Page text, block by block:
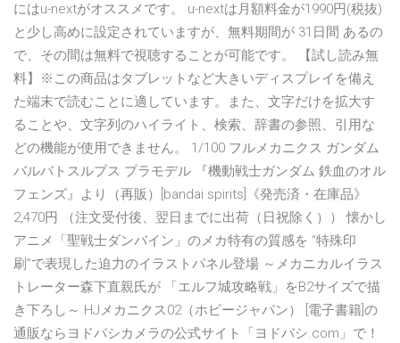
にはu-nextがオススメです。 u-nextは月額料金が1990円(税抜)
と少し高めに設定されていますが、無料期間が 31日間 あるの
で、その間は無料で視聴することが可能です。 【試し読み無
料】※この商品はタブレットなど大きいディスプレイを備え
た端末で読むことに適しています。また、文字だけを拡大す
ることや、文字列のハイライト、検索、辞書の参照、引用な
どの機能が使用できません。 1/100 フルメカニクス ガンダム
バルバトスルプス プラモデル 『機動戦士ガンダム 鉄血のオル
フェンズ』より（再販）[bandai spirits]《発売済・在庫品》
2,470円 （注文受付後、翌日までに出荷（日祝除く）） 懐かし
アニメ「聖戦士ダンバイン」のメカ特有の質感を “特殊印
刷”で表現した迫力のイラストパネル登場 ～メカニカルイラス
トレーター森下直親氏が 「エルフ城攻略戦」をB2サイズで描
き下ろし～ HJメカニクス02（ホビージャパン） [電子書籍]の
通販ならヨドバシカメラの公式サイト「ヨドバシ.com」で！